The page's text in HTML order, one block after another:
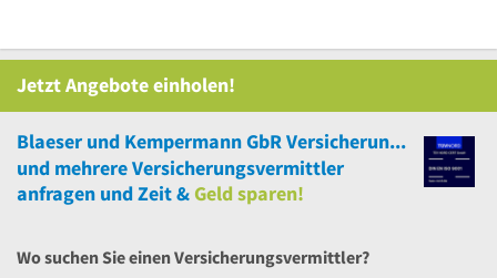
Jetzt Angebote einholen!
Blaeser und Kempermann GbR Versicherungsmakler
und mehrereVersicherungsvermittler
anfragen und Zeit &Geld sparen!
Wo suchen Sie einen Versicherungsvermittler?